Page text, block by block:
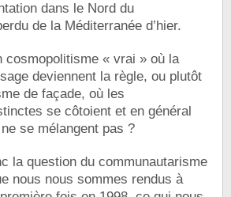
dans le Nord du
de la Méditerranée d’hier.
cosmopolitisme « vrai » où la
deviennent la règle, ou plutôt
de façade, où les
se côtoient et en général
se mélangent pas ?
la question du communautarisme
nous nous sommes rendus à